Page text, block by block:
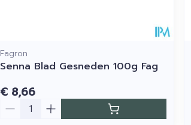
Fagron
Senna Blad Gesneden 100g Fag
€ 8,66
Aantal